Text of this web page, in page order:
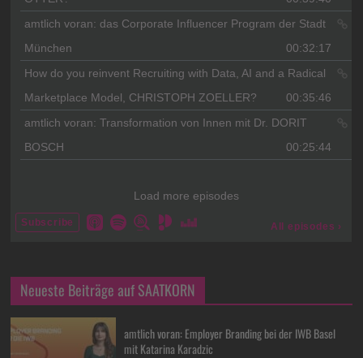
Neueste Beiträge auf SAATKORN
amtlich voran: Employer Branding bei der IWB Basel
mit Katarina Karadzic